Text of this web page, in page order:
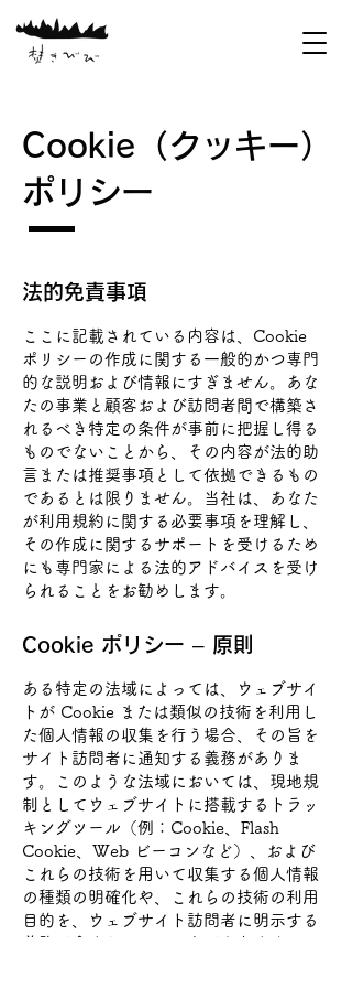
Cookie（クッキー）
ポリシー
法的免責事項
ここに記載されている内容は、Cookie
ポリシーの作成に関する一般的かつ専門
的な説明および情報にすぎません。あな
たの事業と顧客および訪問者間で構築さ
れるべき特定の条件が事前に把握し得る
ものでないことから、その内容が法的助
言または推奨事項として依拠できるもの
であるとは限りません。当社は、あなた
が利用規約に関する必要事項を理解し、
その作成に関するサポートを受けるため
にも専門家による法的アドバイスを受け
られることをお勧めします。
Cookie ポリシー – 原則
ある特定の法域によっては、ウェブサイ
トが Cookie または類似の技術を利用し
た個人情報の収集を行う場合、その旨を
サイト訪問者に通知する義務がありま
す。このような法域においては、現地規
制としてウェブサイトに搭載するトラッ
キングツール（例：Cookie、Flash
Cookie、Web ビーコンなど）、および
これらの技術を用いて収集する個人情報
の種類の明確化や、これらの技術の利用
目的を、ウェブサイト訪問者に明示する